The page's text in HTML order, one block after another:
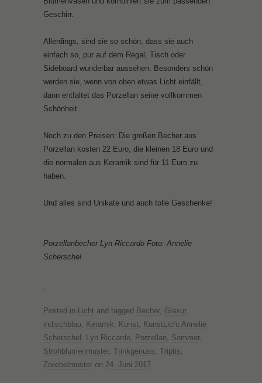
Geschirr.
Allerdings, sind sie so schön, dass sie auch
einfach so, pur auf dem Regal, Tisch oder
Sideboard wunderbar aussehen. Besonders schön
werden sie, wenn von oben etwas Licht einfällt,
dann entfaltet das Porzellan seine vollkommen
Schönheit.
Noch zu den Preisen: Die großen Becher aus
Porzellan kosten 22 Euro, die kleinen 18 Euro und
die normalen aus Keramik sind für 11 Euro zu
haben.
Und alles sind Unikate und auch tolle Geschenke!
Porzellanbecher Lyn Riccardo Foto: Annelie
Scherschel
Posted in Licht and tagged Becher, Glasur,
indischblau
Keramik Kunst
KunstLicht Annelie
Scherschel
Lyn Riccardo Porzellan Sommer,
Strohblumenmuster, Trinkgenuss Triptis
Zwiebelmuster on 24. Juni 2017